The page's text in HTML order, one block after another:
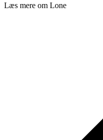
Læs mere om Lone